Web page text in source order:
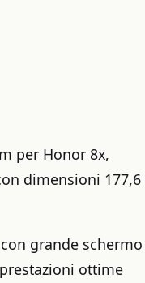
per Honor 8x,
dimensioni 177,6
grande schermo
ottime